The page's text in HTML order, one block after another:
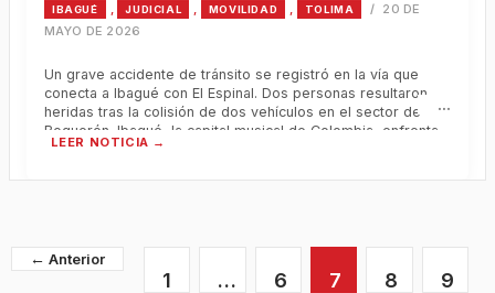
IBAGUÉ , JUDICIAL , MOVILIDAD , TOLIMA /
20 DE
MAYO DE 2026
Un grave accidente de tránsito se registró en la vía que
conecta a Ibagué con El Espinal. Dos personas resultaron
heridas tras la colisión de dos vehículos en el sector de
Boquerón. Ibagué, la capital musical de Colombia, enfrenta
múltiples desafíos en materia de seguridad, movilidad y
←
1 … 6 7 8 9